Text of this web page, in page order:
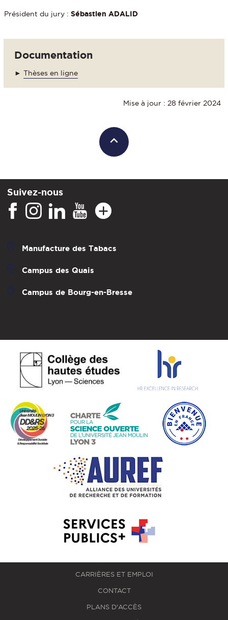
Président du jury :Sébastien ADALID
Documentation
► Thèses en ligne
Mise à jour : 28 février 2024
Suivez-nous
Manufacture des Tabacs
Campus des Quais
Campus de Bourg-en-Bresse
CARRIÈRES ET EMPLOI
CONTACT
PLANS D'ACCÈS